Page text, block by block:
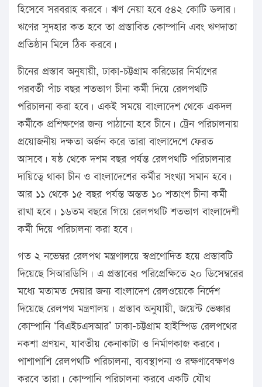
হিসেবে সরবরাহ করবে। ঋণ নেয়া হবে ৫৪২ কোটি ডলার।
ঋণের সুদহার কত হবে তা প্রস্তাবিত কোম্পানি এবং ঋণদাতা
প্রতিষ্ঠান মিলে ঠিক করবে।
চীনের প্রস্তাব অনুযায়ী, ঢাকা-চট্টগ্রাম করিডোর নির্মাণের
পরবর্তী পাঁচ বছর শতভাগ চীনা কর্মী দিয়ে রেলপথটি
পরিচালনা করা হবে। একই সময়ে বাংলাদেশ থেকে একদল
কর্মীকে প্রশিক্ষণের জন্য পাঠানো হবে চীনে। ট্রেন পরিচালনায়
প্রয়োজনীয় দক্ষতা অর্জন করে তারা বাংলাদেশে ফেরত
আসবে। ষষ্ঠ থেকে দশম বছর পর্যন্ত রেলপথটি পরিচালনার
দায়িত্বে থাকা চীন ও বাংলাদেশের কর্মীর সংখ্যা সমান হবে।
আর ১১ থেকে ১৫ বছর পর্যন্ত অন্তত ১০ শতাংশ চীনা কর্মী
রাখা হবে। ১৬তম বছরে গিয়ে রেলপথটি শতভাগ বাংলাদেশী
কর্মী দিয়ে পরিচালনা করা হবে।
গত ২ নভেম্বর রেলপথ মন্ত্রণালয়ে স্বপ্রণোদিত হয়ে প্রস্তাবটি
দিয়েছে সিআরডিসি। এ প্রস্তাবের পরিপ্রেক্ষিতে ২০ ডিসেম্বরের
মধ্যে মতামত দেয়ার জন্য বাংলাদেশ রেলওয়েকে নির্দেশ
দিয়েছে রেলপথ মন্ত্রণালয়। প্রস্তাব অনুযায়ী, জয়েন্ট ভেঞ্চার
কোম্পানি ‘বিএইচএসআর’ ঢাকা-চট্টগ্রাম হাইস্পিড রেলপথের
নকশা প্রণয়ন, যাবতীয় কেনাকাটা ও নির্মাণকাজ করবে।
পাশাপাশি রেলপথটি পরিচালনা, ব্যবস্থাপনা ও রক্ষণাবেক্ষণও
করবে তারা। কোম্পানি পরিচালনা করবে একটি যৌথ